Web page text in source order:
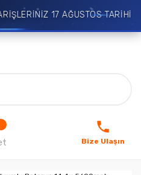
17 AĞUSTOS
Bize Ulaşın